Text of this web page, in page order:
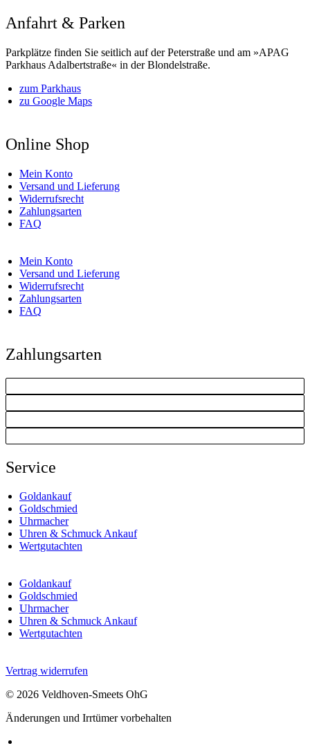
Anfahrt & Parken
Parkplätze finden Sie seitlich auf der Peterstraße und am »APAG
Parkhaus Adalbertstraße« in der Blondelstraße.
zum Parkhaus
zu Google Maps
Online Shop
Mein Konto
Versand und Lieferung
Widerrufsrecht
Zahlungsarten
FAQ
Mein Konto
Versand und Lieferung
Widerrufsrecht
Zahlungsarten
FAQ
Zahlungsarten
Service
Goldankauf
Goldschmied
Uhrmacher
Uhren & Schmuck Ankauf
Wertgutachten
Goldankauf
Goldschmied
Uhrmacher
Uhren & Schmuck Ankauf
Wertgutachten
Vertrag widerrufen
© 2026 Veldhoven-Smeets OhG
Änderungen und Irrtümer vorbehalten